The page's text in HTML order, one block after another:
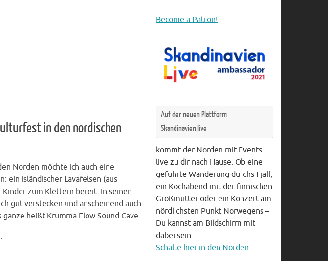
in den nordischen
Norden möchte ich auch eine
ein isländischer Lavafelsen (aus
zum Klettern bereit. In seinen
gut verstecken und anscheinend auch
heißt Krumma Flow Sound Cave.
Become a Patron!
Auf der neuen Plattform
Skandinavien.live
kommt der Norden mit Events
live zu dir nach Hause. Ob eine
geführte Wanderung durchs Fjäll,
ein Kochabend mit der finnischen
Großmutter oder ein Konzert am
nördlichsten Punkt Norwegens –
Du kannst am Bildschirm mit
dabei sein.
Schalte hier in den Norden